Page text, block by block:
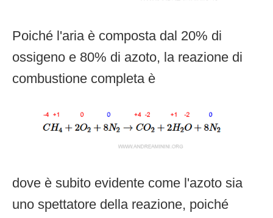
Poiché l'aria è composta dal 20% di
ossigeno e 80% di azoto, la reazione di
combustione completa è
dove è subito evidente come l'azoto sia
uno spettatore della reazione, poiché